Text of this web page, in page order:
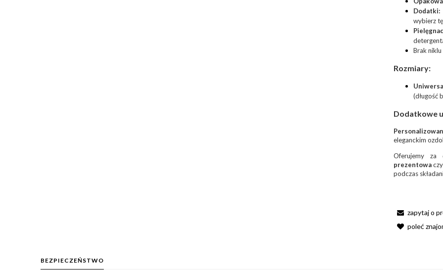
Dodatki:
wybierz
Brak
Rozmiary:
(długość
Dodatkowe
eleganckim
Oferujemy za
prezentowaczy
podczas
zapytaj o
poleć
BEZPIECZEŃSTWO